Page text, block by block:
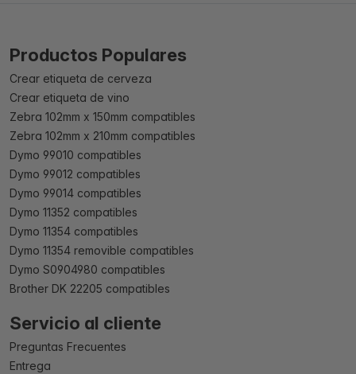
Productos Populares
Crear etiqueta de cerveza
Crear etiqueta de vino
Zebra 102mm x 150mm compatibles
Zebra 102mm x 210mm compatibles
Dymo 99010 compatibles
Dymo 99012 compatibles
Dymo 99014 compatibles
Dymo 11352 compatibles
Dymo 11354 compatibles
Dymo 11354 removible compatibles
Dymo S0904980 compatibles
Brother DK 22205 compatibles
Servicio al cliente
Preguntas Frecuentes
Entrega